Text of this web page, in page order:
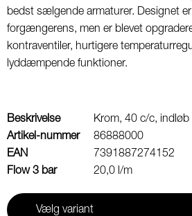
bedst sælgende armaturer. Designet
forgængerens, men er blevet
kontraventiler, hurtigere
lyddæmpende funktioner.
Beskrivelse
Krom, 40 c/c, indløb
Artikel-nummer
86888000
EAN
7391887274152
Flow 3 bar
20,0 l/m
Vælg variant